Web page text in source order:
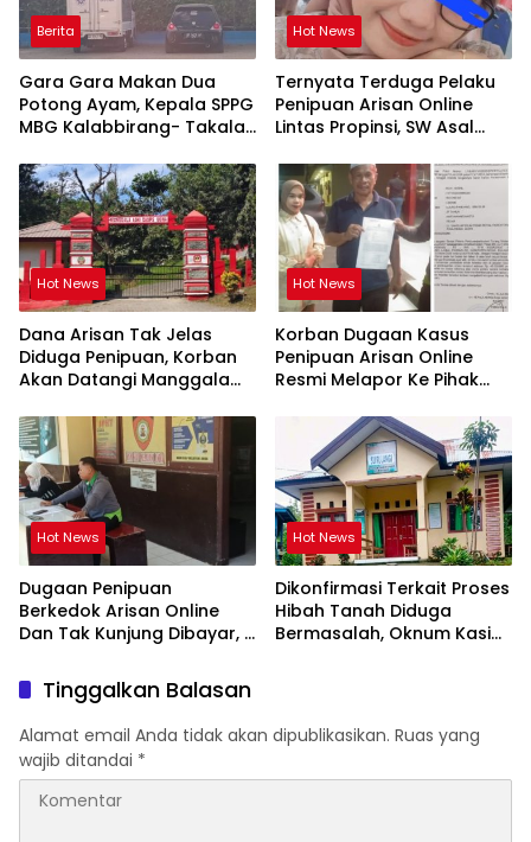
Berita
Gara Gara Makan Dua
Potong Ayam, Kepala SPPG
MBG Kalabbirang- Takalar
Hot News
Ternyata Terduga Pelaku
Penipuan Arisan Online
Lintas Propinsi, SW Asal
Hot News
Dana Arisan Tak Jelas
Diduga Penipuan, Korban
Akan Datangi Manggala
Kepala Balai Kehutanan
Bulurokeng Turun Tangan
Hot News
Korban Dugaan Kasus
Penipuan Arisan Online
Resmi Melapor Ke Pihak
Hot News
Dugaan Penipuan
Berkedok Arisan Online
Dan Tak Kunjung Dibayar,
Hukum
Hot News
Dikonfirmasi Terkait Proses
Hibah Tanah Diduga
Bermasalah, Oknum Kasi
Abal Seperti Kalian”
Tinggalkan Balasan
Alamat email Anda tidak akan dipublikasikan. Ruas yang
wajib ditandai *